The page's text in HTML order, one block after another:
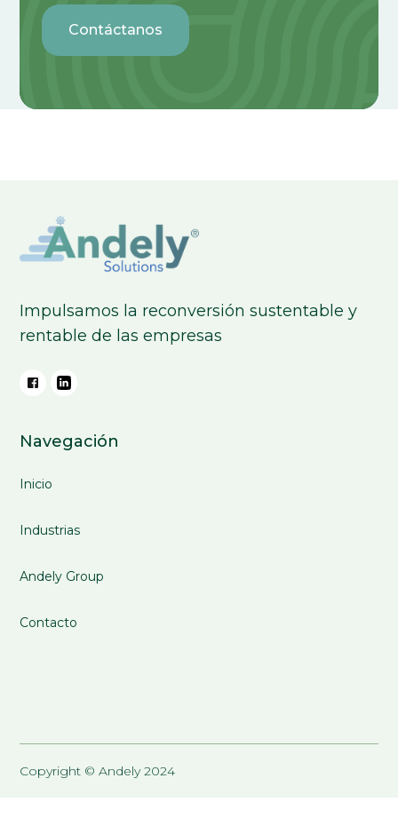
Contáctanos
Impulsamos la reconversión sustentable y
rentable de las empresas
Navegación
Inicio
Industrias
Andely Group
Contacto
Copyright © Andely 2024